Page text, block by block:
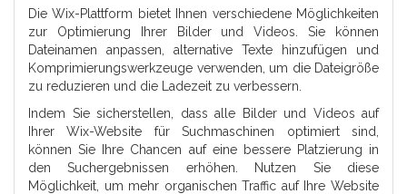
Die Wix-Plattform bietet Ihnen verschiedene Möglichkeiten
zur Optimierung Ihrer Bilder und Videos. Sie können
Dateinamen anpassen, alternative Texte hinzufügen und
Komprimierungswerkzeuge verwenden, um die Dateigröße
zu reduzieren und die Ladezeit zu verbessern.
Indem Sie sicherstellen, dass alle Bilder und Videos auf
Ihrer Wix-Website für Suchmaschinen optimiert sind,
können Sie Ihre Chancen auf eine bessere Platzierung in
den Suchergebnissen erhöhen. Nutzen Sie diese
Möglichkeit, um mehr organischen Traffic auf Ihre Website